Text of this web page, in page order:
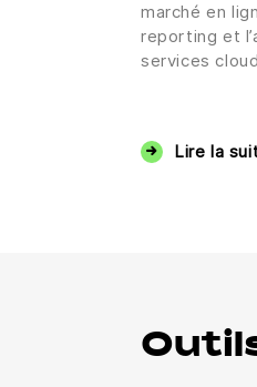
marché en
reporting et
services
Lire la